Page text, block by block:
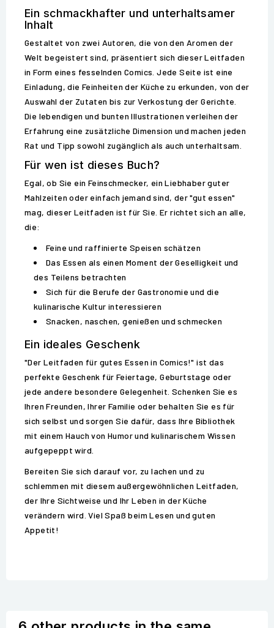
Ein schmackhafter und unterhaltsamer
Inhalt
Gestaltet von zwei Autoren, die von den Aromen der
Welt begeistert sind, präsentiert sich dieser Leitfaden
in Form eines fesselnden Comics. Jede Seite ist eine
Einladung, die Feinheiten der Küche zu erkunden, von der
Auswahl der Zutaten bis zur Verkostung der Gerichte.
Die lebendigen und bunten Illustrationen verleihen der
Erfahrung eine zusätzliche Dimension und machen jeden
Rat und Tipp sowohl zugänglich als auch unterhaltsam.
Für wen ist dieses Buch?
Egal, ob Sie ein Feinschmecker, ein Liebhaber guter
Mahlzeiten oder einfach jemand sind, der "gut essen"
mag, dieser Leitfaden ist für Sie. Er richtet sich an alle,
die:
Feine und raffinierte Speisen schätzen
Das Essen als einen Moment der Geselligkeit und
des Teilens betrachten
Sich für die Berufe der Gastronomie und die
kulinarische Kultur interessieren
Snacken, naschen, genießen und schmecken
Ein ideales Geschenk
"Der Leitfaden für gutes Essen in Comics!" ist das
perfekte Geschenk für Feiertage, Geburtstage oder
jede andere besondere Gelegenheit. Schenken Sie es
Ihren Freunden, Ihrer Familie oder behalten Sie es für
sich selbst und sorgen Sie dafür, dass Ihre Bibliothek
mit einem Hauch von Humor und kulinarischem Wissen
aufgepeppt wird.
Bereiten Sie sich darauf vor, zu lachen und zu
schlemmen mit diesem außergewöhnlichen Leitfaden,
der Ihre Sichtweise und Ihr Leben in der Küche
verändern wird. Viel Spaß beim Lesen und guten
Appetit!